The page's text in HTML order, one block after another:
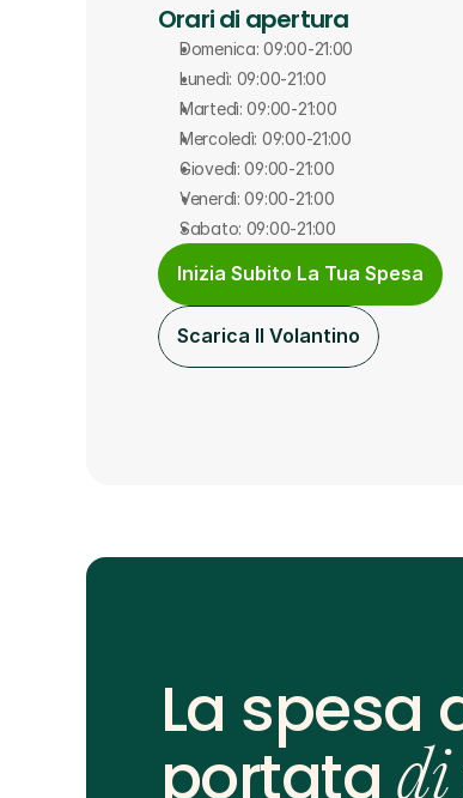
Orari di apertura
Domenica: 09:00-21:00
Lunedì: 09:00-21:00
Martedì: 09:00-21:00
Mercoledì: 09:00-21:00
Giovedì: 09:00-21:00
Venerdì: 09:00-21:00
Sabato: 09:00-21:00
Inizia Subito La Tua Spesa
Scarica Il Volantino
La spesa
portata di